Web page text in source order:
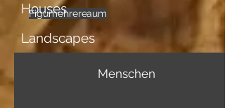
Figuren im Raum
mehrere
Houses
Landscapes
Menschen